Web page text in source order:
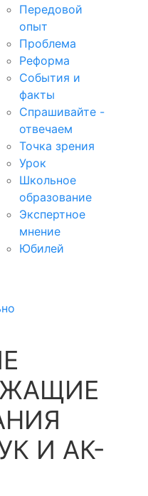
Передовой
опыт
Проблема
Реформа
События и
факты
Спрашивайте -
отвечаем
Точка зрения
Урок
Школьное
образование
Экспертное
мнение
Юбилей
И АК-